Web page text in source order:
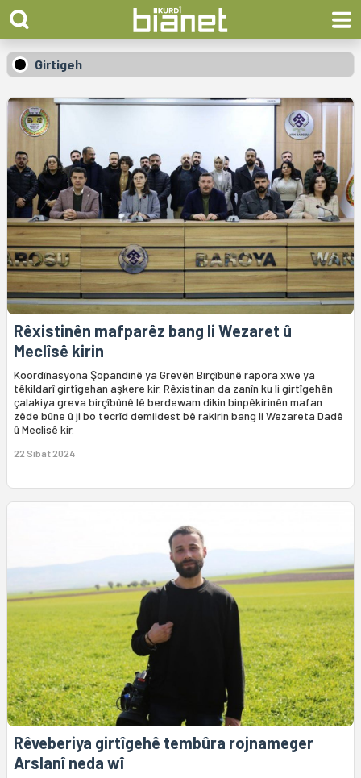
Girtigeh
Rêxistinên mafparêz bang li Wezaret û
Meclîsê kirin
Koordînasyona Şopandinê ya Grevên Birçîbûnê rapora xwe ya
têkildarî girtîgehan aşkere kir. Rêxistinan da zanîn ku li girtîgehên
çalakiya greva birçîbûnê lê berdewam dikin binpêkirinên mafan
zêde bûne û ji bo tecrîd demildest bê rakirin bang li Wezareta Dadê
û Meclisê kir.
22 Sibat 2024
Rêveberiya girtîgehê tembûra rojnameger
Arslanî neda wî